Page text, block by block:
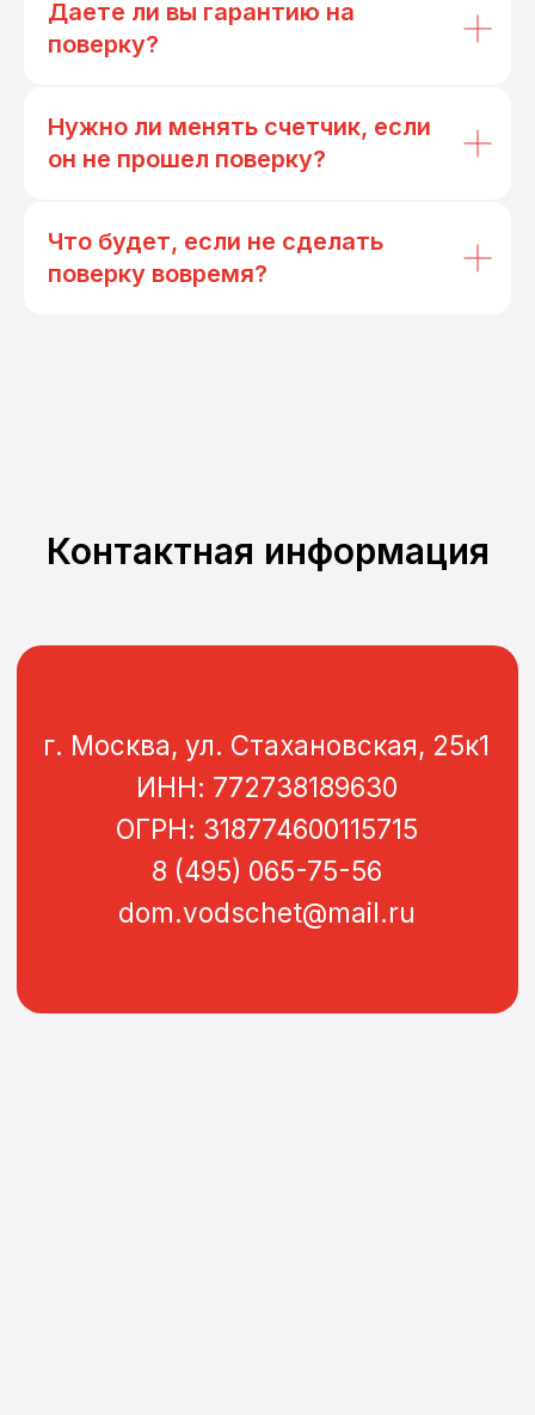
Даете ли вы гарантию на
поверку?
Нужно ли менять счетчик, если
он не прошел поверку?
Что будет, если не сделать
поверку вовремя?
Контактная информация